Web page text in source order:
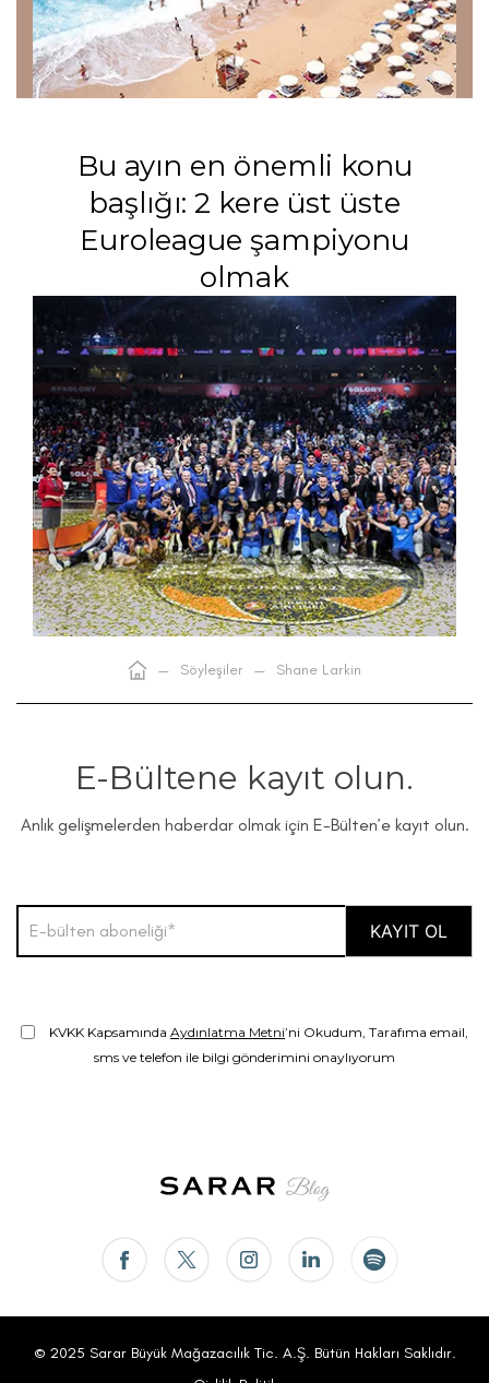
Bu ayın en önemli konu
başlığı: 2 kere üst üste
Euroleague şampiyonu
olmak
— Söyleşiler — Shane Larkin
E-Bültene kayıt olun.
Anlık gelişmelerden haberdar olmak için E-Bülten’e kayıt olun.
KVKK Kapsamında Aydınlatma Metni’ni Okudum, Tarafıma email,
sms ve telefon ile bilgi gönderimini onaylıyorum
© 2025 Sarar Büyük Mağazacılık Tic. A.Ş. Bütün Hakları Saklıdır.